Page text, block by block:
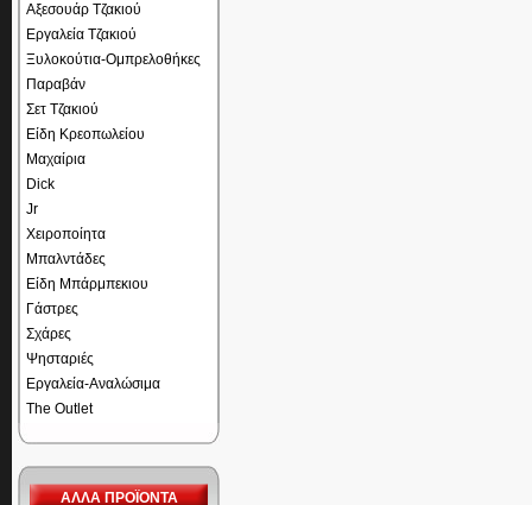
Αξεσουάρ Τζακιού
Εργαλεία Τζακιού
Ξυλοκούτια-Ομπρελοθήκες
Παραβάν
Σετ Τζακιού
Είδη Κρεοπωλείου
Μαχαίρια
Dick
Jr
Χειροποίητα
Μπαλντάδες
Είδη Μπάρμπεκιου
Γάστρες
Σχάρες
Ψησταριές
Εργαλεία-Αναλώσιμα
The Outlet
ΑΛΛΑ ΠΡΟΪΟΝΤΑ